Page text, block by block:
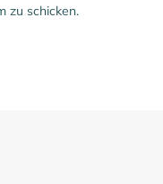
zu schicken.